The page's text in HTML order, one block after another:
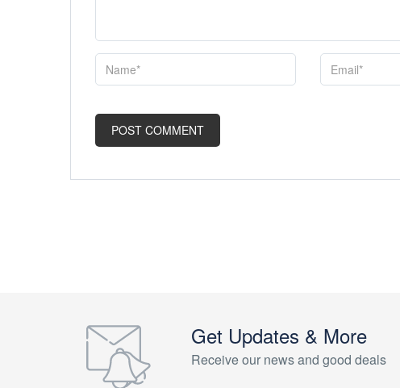
Get Updates & More
Receive our news and good deals